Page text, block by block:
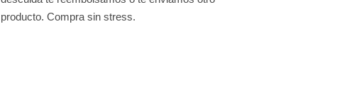
producto. Compra sin stress.